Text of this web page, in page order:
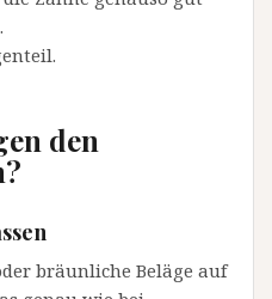
den
bräunliche Beläge auf